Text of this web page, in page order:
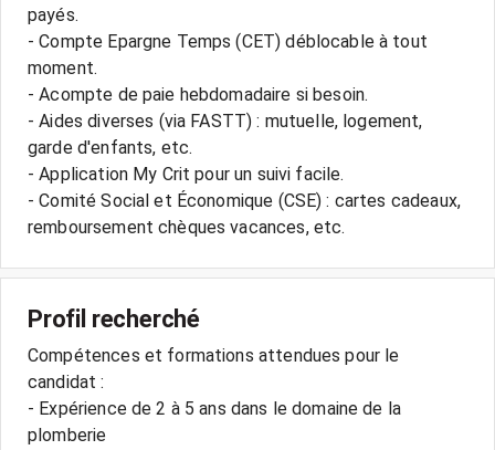
payés.
- Compte Epargne Temps (CET) déblocable à tout
moment.
- Acompte de paie hebdomadaire si besoin.
- Aides diverses (via FASTT) : mutuelle, logement,
garde d'enfants, etc.
- Application My Crit pour un suivi facile.
- Comité Social et Économique (CSE) : cartes cadeaux,
Profil recherché
Compétences et formations attendues pour le
candidat :
- Expérience de 2 à 5 ans dans le domaine de la
plomberie